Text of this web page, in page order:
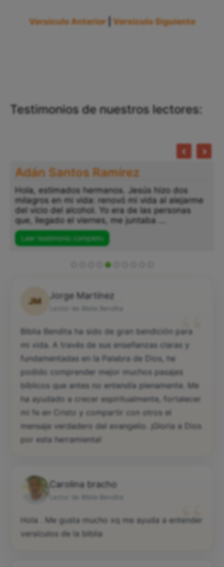
Versículo Anterior Versículo Siguiente
Testimonios de nuestros lectores:
Adán Santos Ramírez
Hola, estimados hermanos. Jesús hizo dos
milagros en mi vida: renovó mi vida al alejarme
del vicio del alcohol. Yo era de las personas
que, llegado el viernes, me juntaba ...
Leer testimonio completo
JM
Jorge Martínez
“
Biblia Bendita ha sido de gran bendición para
mi vida. A través de sus enseñanzas claras y
fundamentadas en la Palabra de Dios, he
podido comprender mejor muchos pasajes
bíblicos que antes no entendía plenamente. Me
ha ayudado a crecer espiritualmente, fortalecer
mi fe en Cristo y compartir con otros el
mensaje verdadero del evangelio. ¡Gloria a Dios
por esta herramienta!
Carolina bracho
“
Hola . Me gusta mucho xq me ayuda a entender
versículos de la biblia